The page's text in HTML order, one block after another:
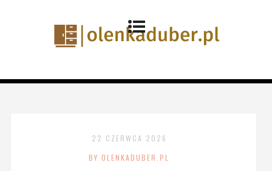
22 CZERWCA 2026
BY OLENKADUBER.PL